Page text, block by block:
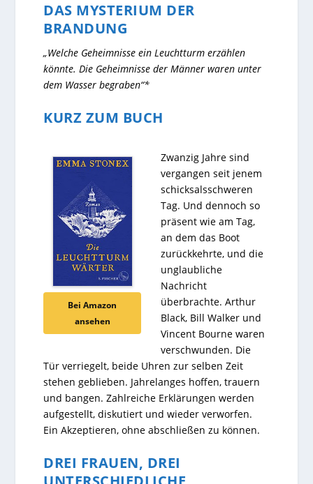
DAS MYSTERIUM DER
BRANDUNG
„Welche Geheimnisse ein Leuchtturm erzählen
könnte. Die Geheimnisse der Männer waren unter
dem Wasser begraben“*
KURZ ZUM BUCH
Bei Amazon
ansehen
Zwanzig Jahre sind
vergangen seit jenem
schicksalsschweren
Tag. Und dennoch so
präsent wie am Tag,
an dem das Boot
zurückkehrte, und die
unglaubliche
Nachricht
überbrachte. Arthur
Black, Bill Walker und
Vincent Bourne waren
verschwunden. Die
Tür verriegelt, beide Uhren zur selben Zeit
stehen geblieben. Jahrelanges hoffen, trauern
und bangen. Zahlreiche Erklärungen werden
aufgestellt, diskutiert und wieder verworfen.
Ein Akzeptieren, ohne abschließen zu können.
DREI FRAUEN, DREI